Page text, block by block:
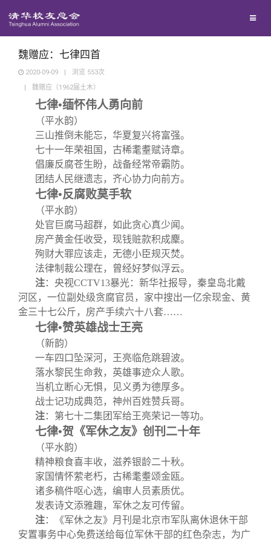
西南联大校友会
义工计划
新媒体平台
青春风采
校友视界
校友服务
终身学习
信息化服务
三创大赛
校友总会
总会简介
会长致辞
理事会名单
制度法规
联系我们
关闭
魏赠应：七律四首
2020-09-09 | 浏览 553次
|
魏赠应（1962届土木）
七律•缅怀伟人勇向前
（平水韵）
三山推倒未能忘，华夏复兴将富强。
七十一年荣祖国，古稀耄耋赋诗章。
倡廉反腐苍生盼，战备经常帝霸防。
团结人民继遗志，齐心协力向前方。
七律•反腐败莫手软
（平水韵）
处官巨腐马超群，如此贪心真少闻。
房产黄金任收受，现钱赃款积成麇。
殉财大罪应该走，无德小臣规灭焚。
法律制裁公理在，曾经好梦似浮云。
注：央视CCTV13暴光：新华社报导，秦皇岛北戴
河区，一位副处级贪腐官员，家中搜出一亿余现金、黄
金三十七公斤，房产手续六十八套……
七律•赞英雄战士王亮
（新韵）
一车四口坠深河，王亮临危跳碧波。
落水黎民生命救，英雄事迹众人歌。
当机立断心无惧，见义勇为德厚多。
战士记功成典范，神州百姓赞兵哥。
注：第七十二集团军给王亮荣记一等功。
七律•贺《军休之友》创刊二十年
（平水韵）
精神粮食喜丰收，滋养银龄二十秋。
家国情怀萦老朽，古稀耄耋颂金瓯。
诸多稿件呕心选，编审人员素质优。
发表诗文添雅趣，军休之友可传留。
注：《军休之友》月刊是北京市军队离休退休干部
安置事务中心免费送给每位军休干部的红色杂志，为广